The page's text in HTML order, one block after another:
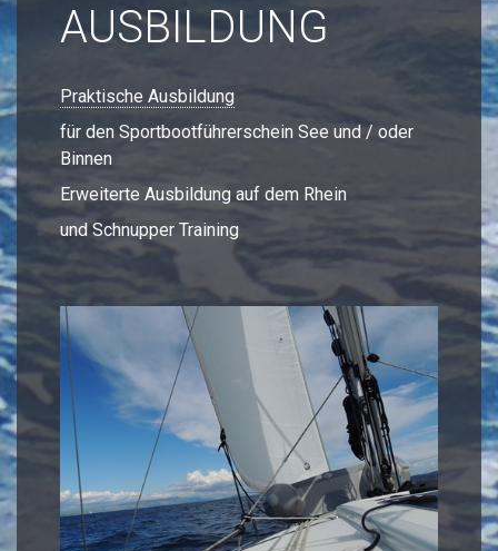
AUSBILDUNG
Praktische Ausbildung
für den Sportbootführerschein See und / oder
Binnen
Erweiterte Ausbildung auf dem Rhein
und Schnupper Training